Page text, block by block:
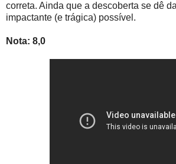
correta. Ainda que a descoberta se dê
impactante (e trágica) possível.
Nota: 8,0